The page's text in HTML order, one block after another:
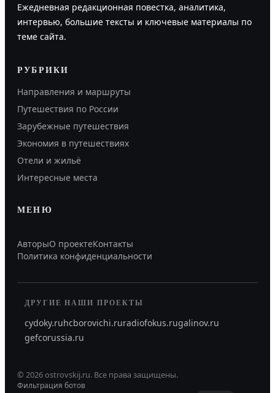
Ежедневная редакционная повестка, аналитика,
интервью, большие тексты и ключевые материалы по
теме сайта.
РУБРИКИ
Направления и маршруты
Путешествия по России
Зарубежные путешествия
Экономия в путешествиях
Отели и жильё
Интересные места
МЕНЮ
АвторыО проектеКонтакты
Политика конфиденциальности
ДРУГИЕ НАШИ ПРОЕКТЫ
cydoky.ruhcborovichi.ruradiofokus.rugalinov.ru
gefcorussia.ru
© 2026ostrovskij.ru. Все права защищены.
Фильтрация ботов